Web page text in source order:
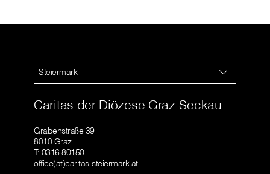
Steiermark
Caritas der Diözese Graz-Seckau
Grabenstraße 39
8010 Graz
T: 0316 80150
office(at)caritas-steiermark.at